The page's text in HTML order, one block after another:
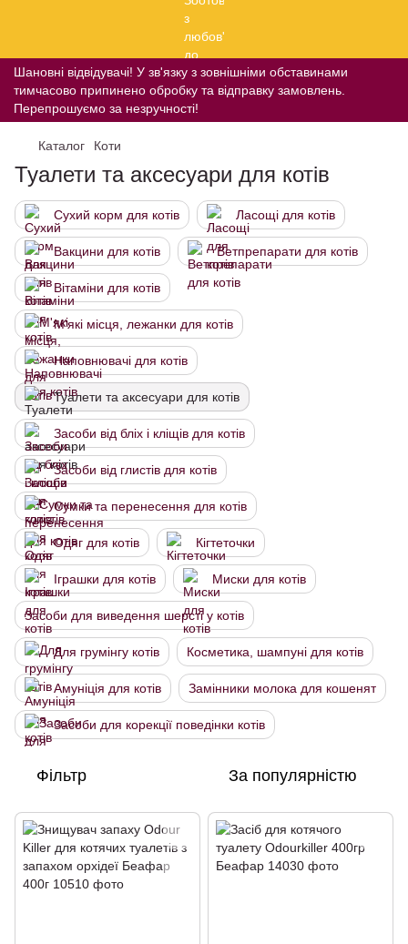
Шановні відвідувачі! У зв'язку з зовнішніми обставинами
тимчасово припинено обробку та відправку замовлень.
Перепрошуємо за незручності!
Каталог Коти
Туалети та аксесуари для котів
Сухий корм для котів Ласощі для котів
Вакцини для котів Ветпрепарати для котів
Вітаміни для котів
М'які місця, лежанки для котів
Наповнювачі для котів
Туалети та аксесуари для котів
Засоби від бліх і кліщів для котів
Засоби від глистів для котів
Сумки та перенесення для котів
Одяг для котів Кігтеточки
Іграшки для котів Миски для котів
Засоби для виведення шерсті у котів
Для грумінгу котів Косметика, шампуні для котів
Амуніція для котів Замінники молока для кошенят
Засоби для корекції поведінки котів
Фільтр За популярністю